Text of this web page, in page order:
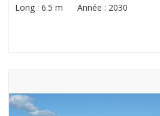
Long : 6.5 m Année : 2030